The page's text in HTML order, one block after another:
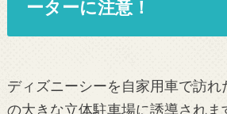
ーターに注意！
ディズニーシーを自家用車で訪
の大きな立体駐車場に誘導されま